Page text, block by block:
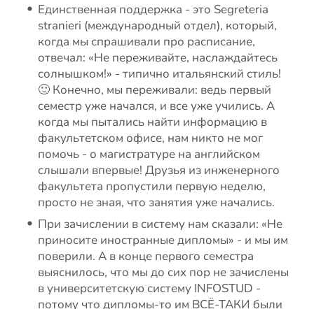
Единственная поддержка - это Segreteria
stranieri (международный отдел), который,
когда мы спрашивали про расписание,
отвечал: «Не переживайте, наслаждайтесь
солнышком!» - типично итальянский стиль!
🙂 Конечно, мы переживали: ведь первый
семестр уже начался, и все уже учились. А
когда мы пытались найти информацию в
факультетском офисе, нам никто не мог
помочь - о магистратуре на английском
слышали впервые! Друзья из инженерного
факультета пропустили первую неделю,
просто не зная, что занятия уже начались.
При зачислении в систему нам сказали: «Не
приносите иностранные дипломы» - и мы им
поверили. А в конце первого семестра
выяснилось, что мы до сих пор не зачислены
в университетскую систему INFOSTUD -
потому что дипломы-то им ВСЁ-ТАКИ были